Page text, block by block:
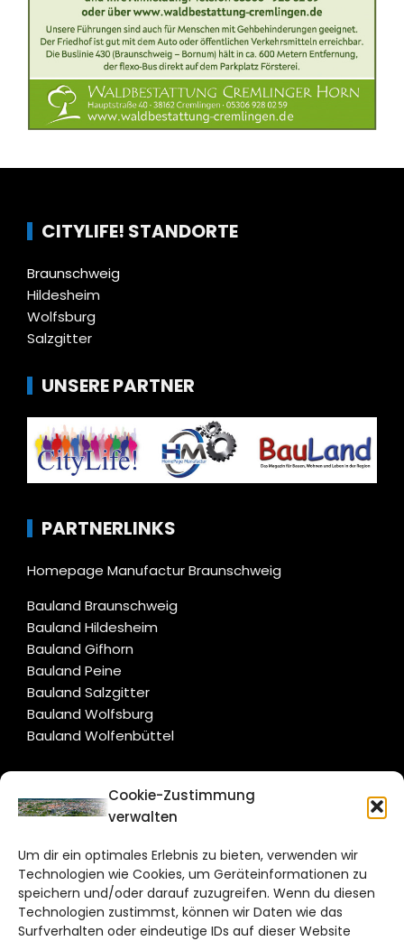
Cookie-Zustimmung
verwalten
Um dir ein optimales Erlebnis zu bieten, verwenden wir
Technologien wie Cookies, um Geräteinformationen zu
speichern und/oder darauf zuzugreifen. Wenn du diesen
Technologien zustimmst, können wir Daten wie das
Surfverhalten oder eindeutige IDs auf dieser Website
CITYLIFE! STANDORTE
Braunschweig
Hildesheim
Wolfsburg
Salzgitter
UNSERE PARTNER
PARTNERLINKS
Homepage Manufactur Braunschweig
Bauland Braunschweig
Bauland Hildesheim
Bauland Gifhorn
Bauland Peine
Bauland Salzgitter
Bauland Wolfsburg
Bauland Wolfenbüttel
CITYLIFE!
Bruchtorwall 12
38100 Braunschweig
Telefon: 0531 387220 – 65